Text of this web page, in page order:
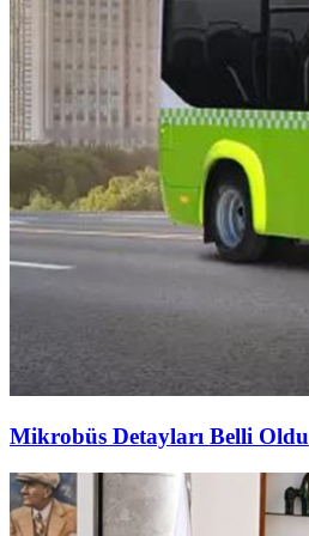
Mikrobüs Detayları Belli Oldu